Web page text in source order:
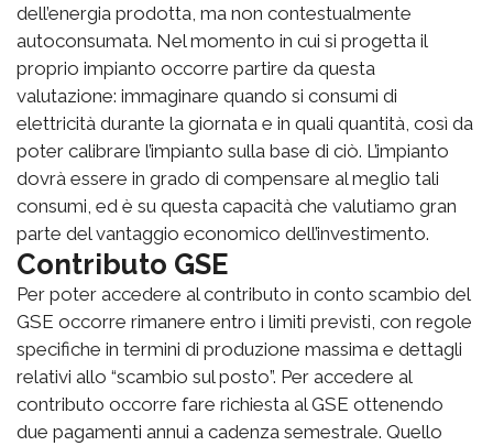
dell’energia prodotta, ma non contestualmente
autoconsumata. Nel momento in cui si progetta il
proprio impianto occorre partire da questa
valutazione: immaginare quando si consumi di
elettricità durante la giornata e in quali quantità, così da
poter calibrare l’impianto sulla base di ciò. L’impianto
dovrà essere in grado di compensare al meglio tali
consumi, ed è su questa capacità che valutiamo gran
parte del vantaggio economico dell’investimento.
Contributo GSE
Per poter accedere al contributo in conto scambio del
GSE occorre rimanere entro i limiti previsti, con regole
specifiche in termini di produzione massima e dettagli
relativi allo “scambio sul posto”. Per accedere al
contributo occorre fare richiesta al GSE ottenendo
due pagamenti annui a cadenza semestrale. Quello